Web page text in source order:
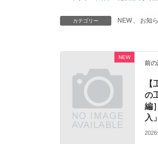
カテゴリー NEW 、 お知
NEW
前
の
編
入
2026